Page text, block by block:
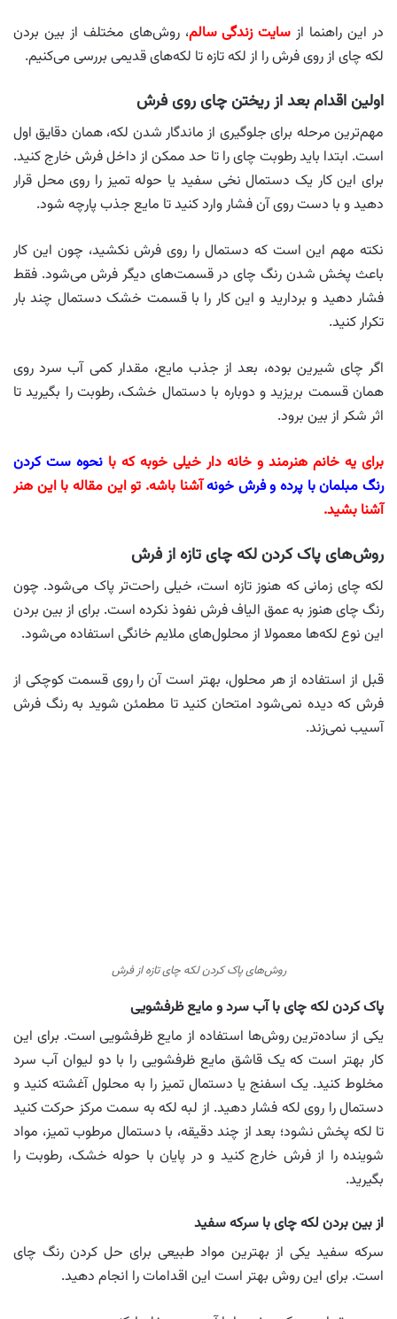
در این راهنما از سایت زندگی سالم، روش‌های مختلف از بین بردن
لکه چای از روی فرش را از لکه تازه تا لکه‌های قدیمی بررسی می‌کنیم.
اولین اقدام بعد از ریختن چای روی فرش
مهم‌ترین مرحله برای جلوگیری از ماندگار شدن لکه، همان دقایق اول
است. ابتدا باید رطوبت چای را تا حد ممکن از داخل فرش خارج کنید.
برای این کار یک دستمال نخی سفید یا حوله تمیز را روی محل قرار
دهید و با دست روی آن فشار وارد کنید تا مایع جذب پارچه شود.
نکته مهم این است که دستمال را روی فرش نکشید، چون این کار
باعث پخش شدن رنگ چای در قسمت‌های دیگر فرش می‌شود. فقط
فشار دهید و بردارید و این کار را با قسمت خشک دستمال چند بار
تکرار کنید.
اگر چای شیرین بوده، بعد از جذب مایع، مقدار کمی آب سرد روی
همان قسمت بریزید و دوباره با دستمال خشک، رطوبت را بگیرید تا
اثر شکر از بین برود.
برای یه خانم هنرمند و خانه دار خیلی خوبه که با نحوه ست کردن
رنگ مبلمان با پرده و فرش خونهآشنا باشه. تو این مقاله با این هنر
آشنا بشید.
روش‌های پاک کردن لکه چای تازه از فرش
لکه چای زمانی که هنوز تازه است، خیلی راحت‌تر پاک می‌شود. چون
رنگ چای هنوز به عمق الیاف فرش نفوذ نکرده است. برای از بین بردن
این نوع لکه‌ها معمولا از محلول‌های ملایم خانگی استفاده می‌شود.
قبل از استفاده از هر محلول، بهتر است آن را روی قسمت کوچکی از
فرش که دیده نمی‌شود امتحان کنید تا مطمئن شوید به رنگ فرش
آسیب نمی‌زند.
روش‌های پاک کردن لکه چای تازه از فرش
پاک کردن لکه چای با آب سرد و مایع ظرفشویی
یکی از ساده‌ترین روش‌ها استفاده از مایع ظرفشویی است. برای این
کار بهتر است که یک قاشق مایع ظرفشویی را با دو لیوان آب سرد
مخلوط کنید. یک اسفنج یا دستمال تمیز را به محلول آغشته کنید و
دستمال را روی لکه فشار دهید. از لبه لکه به سمت مرکز حرکت کنید
تا لکه پخش نشود؛ بعد از چند دقیقه، با دستمال مرطوب تمیز، مواد
شوینده را از فرش خارج کنید و در پایان با حوله خشک، رطوبت را
بگیرید.
از بین بردن لکه چای با سرکه سفید
سرکه سفید یکی از بهترین مواد طبیعی برای حل کردن رنگ چای
است. برای این روش بهتر است این اقدامات را انجام دهید.